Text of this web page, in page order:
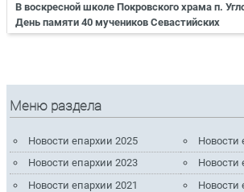
В воскресной школе Покровского храма п.
День памяти 40 мучеников Севастийских
Меню раздела
Новости епархии 2025
Новости
Новости епархии 2023
Новости
Новости епархии 2021
Новости